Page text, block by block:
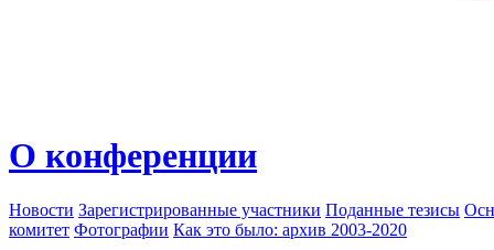
О конференции
Новости Зарегистрированные участники Поданные тезисы
комитет Фотографии Как это было: архив 2003-2020